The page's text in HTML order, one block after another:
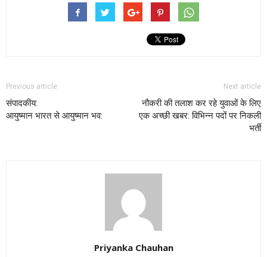
Previous article
संपादकीय:
आयुष्मान भारत से आयुष्मान भव:
Next article
नौकरी की तलाश कर रहे युवाओं के लिए
एक अच्छी खबर: विभिन्न पदों पर निकली
भर्ती
Priyanka Chauhan